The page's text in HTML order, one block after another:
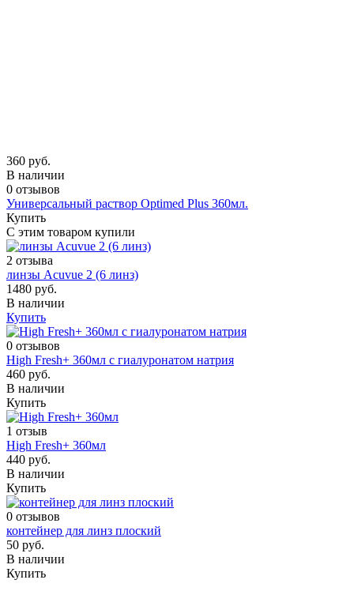
360 руб.
В наличии
0 отзывов
Универсальный раствор Optimed Plus 360мл.
Купить
С этим товаром купили
2 отзыва
линзы Acuvue 2 (6 линз)
1480 руб.
В наличии
Купить
0 отзывов
High Fresh+ 360мл с гиалуронатом натрия
460 руб.
В наличии
Купить
1 отзыв
High Fresh+ 360мл
440 руб.
В наличии
Купить
0 отзывов
контейнер для линз плоский
50 руб.
В наличии
Купить